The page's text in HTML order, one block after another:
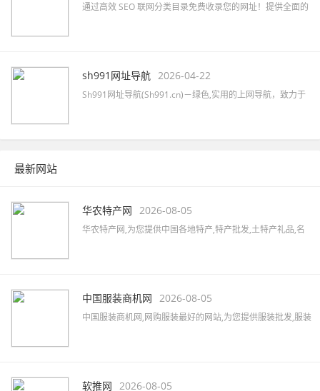
通过高效 SEO 联网分类目录免费收录您的网址！提供全面的
sh991网址导航 2026-04-22
Sh991网址导航(Sh991.cn)－绿色,实用的上网导航，致力于
最新网站
华农特产网 2026-08-05
华农特产网,为您提供中国各地特产,特产批发,土特产礼品,名
艺品等,致力打造国内最大土特产线上交易市场!
中国服装商机网 2026-08-05
中国服装商机网,网购服装最好的网站,为您提供服装批发,服装
新的服装行业资讯,服装搭配及服装展会信息。
软推网 2026-08-05